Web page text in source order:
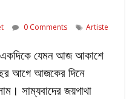
0 Comments Artiste
যেমন আজ আকাশে
আগে আজকের দিনে
সাম্যবাদের জয়গাথা